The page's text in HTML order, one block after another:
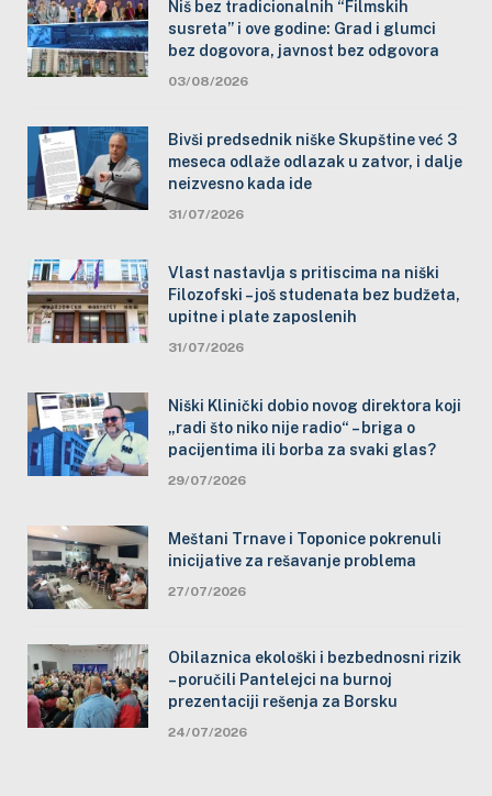
Niš bez tradicionalnih “Filmskih
susreta” i ove godine: Grad i glumci
bez dogovora, javnost bez odgovora
03/08/2026
Bivši predsednik niške Skupštine već 3
meseca odlaže odlazak u zatvor, i dalje
neizvesno kada ide
31/07/2026
Vlast nastavlja s pritiscima na niški
Filozofski – još studenata bez budžeta,
upitne i plate zaposlenih
31/07/2026
Niški Klinički dobio novog direktora koji
„radi što niko nije radio“ – briga o
pacijentima ili borba za svaki glas?
29/07/2026
Meštani Trnave i Toponice pokrenuli
inicijative za rešavanje problema
27/07/2026
Obilaznica ekološki i bezbednosni rizik
– poručili Pantelejci na burnoj
prezentaciji rešenja za Borsku
24/07/2026